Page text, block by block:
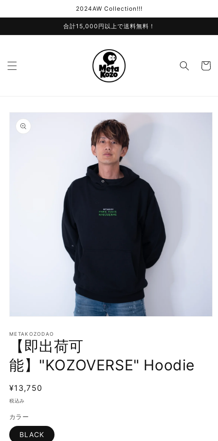
進む
2024AW Collection!!!
合計15,000円以上で送料無料！
ー
商品情
報にス
キップ
ダ
メ
デ
ア
(1)
開
METAKOZODAO
【即出荷可
能】"KOZOVERSE" Hoodie
通
常
格
¥13,750
税込み
カラー
BLACK